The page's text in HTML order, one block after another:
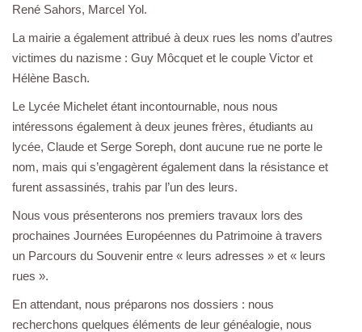
René Sahors, Marcel Yol.
La mairie a également attribué à deux rues les noms d’autres
victimes du nazisme : Guy Môcquet et le couple Victor et
Hélène Basch.
Le Lycée Michelet étant incontournable, nous nous
intéressons également à deux jeunes frères, étudiants au
lycée, Claude et Serge Soreph, dont aucune rue ne porte le
nom, mais qui s’engagèrent également dans la résistance et
furent assassinés, trahis par l’un des leurs.
Nous vous présenterons nos premiers travaux lors des
prochaines Journées Européennes du Patrimoine à travers
un Parcours du Souvenir entre « leurs adresses » et « leurs
rues ».
En attendant, nous préparons nos dossiers : nous
recherchons quelques éléments de leur généalogie, nous